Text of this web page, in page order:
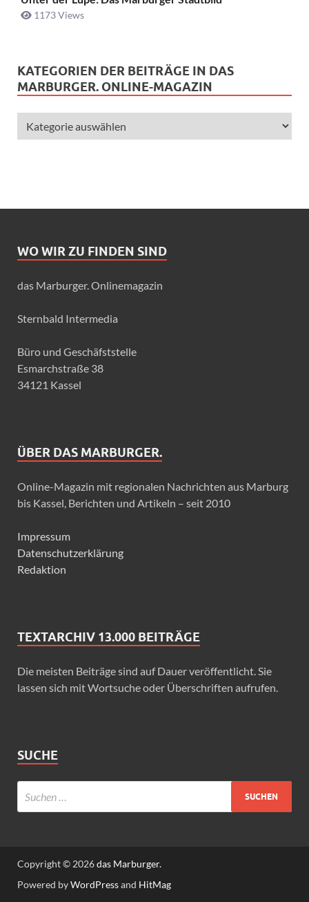
1173 Views
KATEGORIEN DER BEITRÄGE IN DAS
MARBURGER. ONLINE-MAGAZIN
WO WIR ZU FINDEN SIND
das Marburger. Onlinemagazin
Sternbald Intermedia
Büro und Geschäfststelle
Esmarchstraße 38
34121 Kassel
ÜBER DAS MARBURGER.
Online-Magazin mit regionalen Nachrichten aus Marburg
bis Kassel, Berichten und Artikeln – seit 2010
Impressum
Datenschutzerklärung
Redaktion
TEXTARCHIV 13.000 BEITRÄGE
Die meisten Beiträge sind auf Dauer veröffentlicht. Sie
lassen sich mit Wortsuche oder Überschriften aufrufen.
SUCHE
Copyright © 2026das Marburger.
Powered byWordPressand HitMag